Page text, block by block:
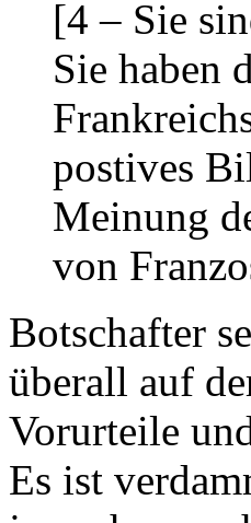
[4 – Sie
Sie haben
postives
Meinung
von
Botschafter
überall auf
Vorurteile
Es ist